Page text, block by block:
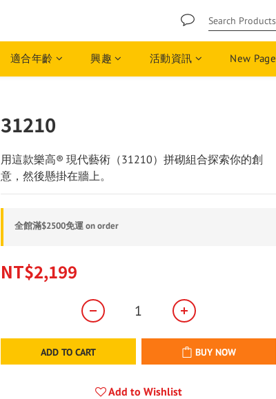
適合年齡 興趣 活動資訊 New Page
31210
用這款樂高® 現代藝術（31210）拼砌組合探索你的創
意，然後懸掛在牆上。
全館滿$2500免運 on order
NT$2,199
ADD TO CART BUY NOW
Add to Wishlist